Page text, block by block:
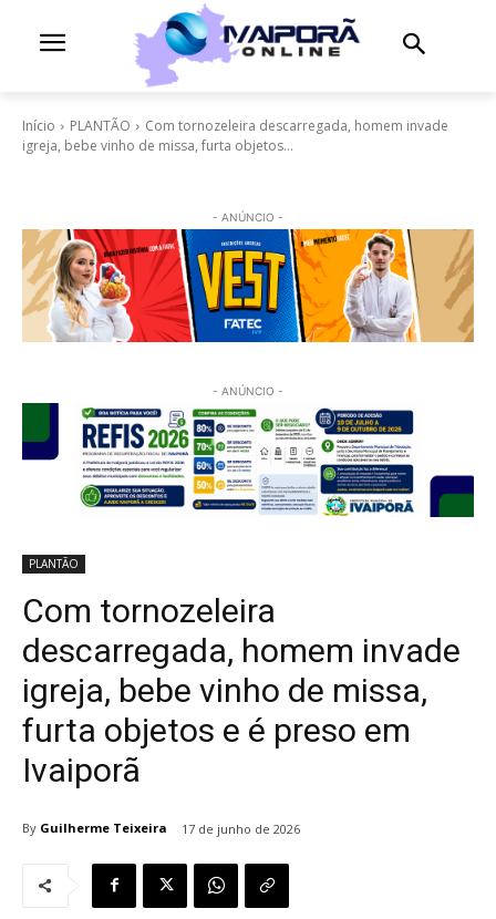
Início PLANTÃO
Com tornozeleira descarregada, homem invade
igreja, bebe vinho de missa, furta objetos...
- ANÚNCIO -
- ANÚNCIO -
PLANTÃO
Com tornozeleira
descarregada, homem invade
igreja, bebe vinho de missa,
furta objetos e é preso em
Ivaiporã
By Guilherme Teixeira 17 de junho de 2026